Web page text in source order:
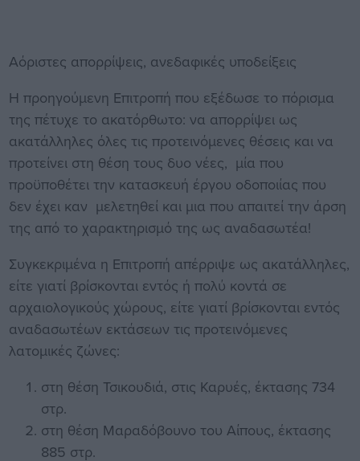
Αόριστες απορρίψεις, ανεδαφικές υποδείξεις
Η προηγούμενη Επιτροπή που εξέδωσε το πόρισμα
της πέτυχε το ακατόρθωτο: να απορρίψει ως
ακατάλληλες όλες τις προτεινόμενες θέσεις και να
προτείνει στη θέση τους δυο νέες, μία που
προϋποθέτει την κατασκευή έργου οδοποιίας που
δεν έχει καν μελετηθεί και μια που απαιτεί την άρση
της από το χαρακτηρισμό της ως αναδασωτέα!
Συγκεκριμένα η Επιτροπή απέρριψε ως ακατάλληλες,
είτε γιατί βρίσκονται εντός ή πολύ κοντά σε
αρχαιολογικούς χώρους, είτε γιατί βρίσκονται εντός
αναδασωτέων εκτάσεων τις προτεινόμενες
λατομικές ζώνες:
στη θέση Τσικουδιά, στις Καρυές, έκτασης 734
στρ.
στη θέση Μαραδόβουνο του Αίπους, έκτασης
885 στρ.